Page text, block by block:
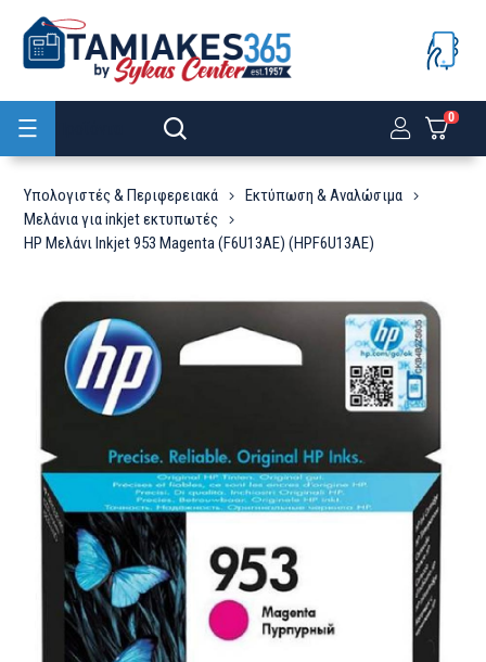
0
Υπολογιστές & Περιφερειακά
Εκτύπωση & Αναλώσιμα
Μελάνια για inkjet εκτυπωτές
HP Μελάνι Inkjet 953 Magenta (F6U13AE) (HPF6U13AE)